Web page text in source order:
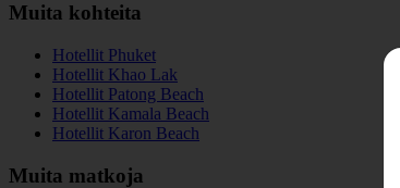
Muita kohteita
Hotellit Phuket
Hotellit Khao Lak
Hotellit Patong Beach
Hotellit Kamala Beach
Hotellit Karon Beach
Muita matkoja